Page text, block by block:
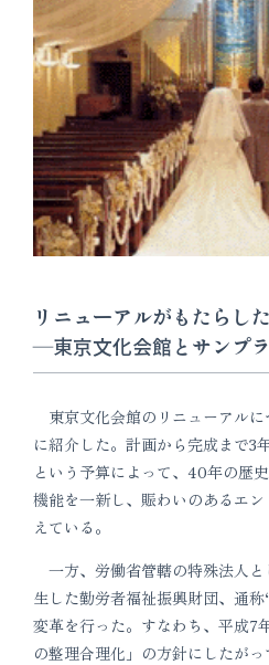
リニューアルがもたらし
―東京文化会館とサンプ
東京文化会館のリニューアルに
に紹介した。計画から完成まで3
という予算によって、40年の歴
機能を一新し、賑わいのあるエ
えている。
一方、労働省管轄の特殊法人
生した勤労者福祉振興財団、通称
変革を行った。すなわち、平成7
の整理合理化」の方針にしたが